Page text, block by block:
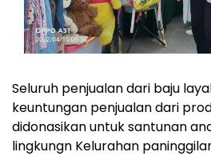
Seluruh penjualan dari baju
keuntungan penjualan dari
didonasikan untuk santunan
lingkungn Kelurahan